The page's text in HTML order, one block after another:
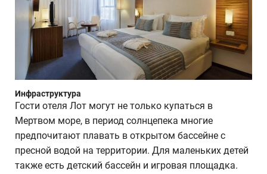
Инфраструктура
Гости отеля Лот могут не только купаться в
Мертвом море, в период солнцепека многие
предпочитают плавать в открытом бассейне с
пресной водой на территории. Для маленьких детей
также есть детский бассейн и игровая площадка.